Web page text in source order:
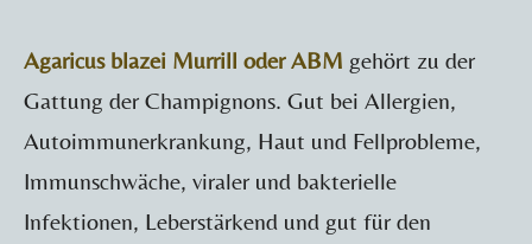
Agaricus blazei Murrill oder ABM gehört zu der
Gattung der Champignons. Gut bei Allergien,
Autoimmunerkrankung, Haut und Fellprobleme,
Immunschwäche, viraler und bakterielle
Infektionen, Leberstärkend und gut für den